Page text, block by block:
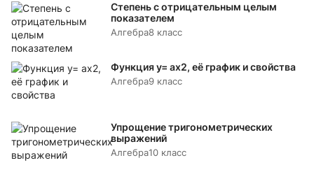
Степень с отрицательным целым
показателем
Алгебра8 класс
Функция y= аx2, её график и свойства
Алгебра9 класс
Упрощение тригонометрических
выражений
Алгебра10 класс